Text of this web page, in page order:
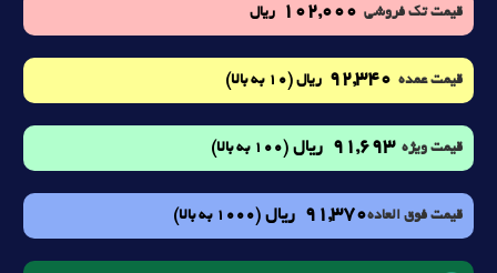
قیمت تک فروشی 102,000 ریال
قیمت عمده 92,340 ریال (10 به بالا)
قیمت ویژه91,693 ریال (100 به بالا)
قیمت فوق العاده91,370 ریال (1000 به بالا)